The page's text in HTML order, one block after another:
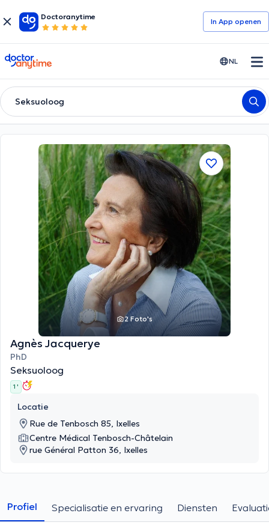
Doctoranytime
In App openen
doctoranytime NL
Seksuoloog
2 Foto's
Agnès Jacquerye
PhD
Seksuoloog
1 '
Locatie
Rue de Tenbosch 85, Ixelles
Centre Médical Tenbosch-Châtelain
rue Général Patton 36, Ixelles
Profiel Specialisatie en ervaring Diensten